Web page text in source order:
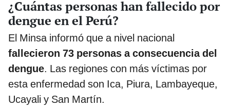
¿Cuántas personas han fallecido por
dengue en el Perú?
El Minsa informó que a nivel nacional
fallecieron 73 personas a consecuencia del
dengue. Las regiones con más víctimas por
esta enfermedad son Ica, Piura, Lambayeque,
Ucayali y San Martín.